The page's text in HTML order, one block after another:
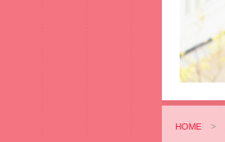
HOME >